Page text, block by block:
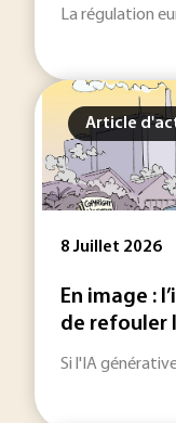
La régulation
Article
8 Juillet 2026
En image :
de refouler
Si l'IA